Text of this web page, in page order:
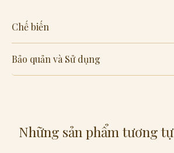
Chế biến
Bảo quản và Sử dụng
Những sản phẩm tương tự